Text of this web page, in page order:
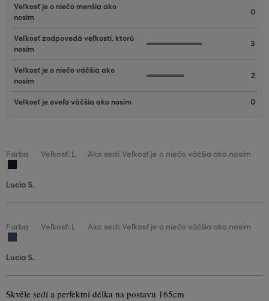
Veľkosť je o niečo menšia ako
nosím
0
Veľkosť zodpovedá veľkosti, ktorú
nosím
3
Veľkosť je o niečo väčšia ako
nosím
2
Veľkosť je oveľa väčšia ako nosím 0
Farba Veľkosť: L Ako sedí: Veľkosť je o niečo väčšia ako nosím
Lucia S.
Farba Veľkosť: L Ako sedí: Veľkosť je o niečo väčšia ako nosím
Lucia S.
Skvěle sedí a perfektní délka na postavu 165cm